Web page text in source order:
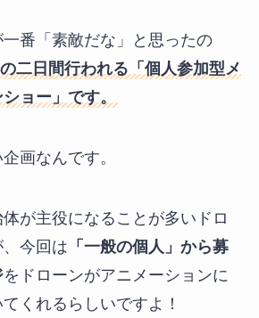
番「素敵だな」と思ったの
二日間行われる「個人参加型メ
ョー」です。
画なんです。
が主役になることが多いドロ
今回は 「一般の個人」から募
をドローンがアニメーションに
くれるらしいですよ！